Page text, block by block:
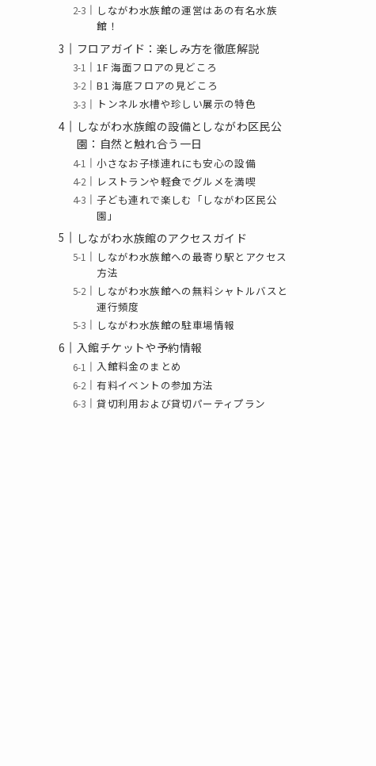
しながわ水族館の運営はあの有名水族
館！
フロアガイド：楽しみ方を徹底解説
1F 海面フロアの見どころ
B1 海底フロアの見どころ
トンネル水槽や珍しい展示の特色
しながわ水族館の設備としながわ区民公
園：自然と触れ合う一日
小さなお子様連れにも安心の設備
レストランや軽食でグルメを満喫
子ども連れで楽しむ「しながわ区民公
園」
しながわ水族館のアクセスガイド
しながわ水族館への最寄り駅とアクセス
方法
しながわ水族館への無料シャトルバスと
運行頻度
しながわ水族館の駐車場情報
入館チケットや予約情報
入館料金のまとめ
有料イベントの参加方法
貸切利用および貸切パーティプラン